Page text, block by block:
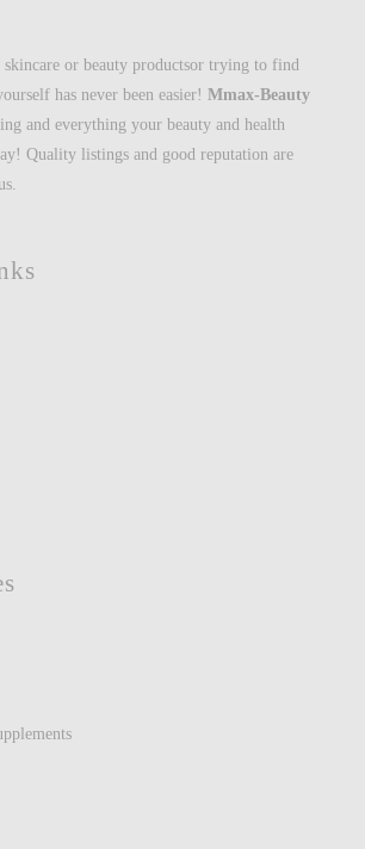
or beauty productsor trying to find
has never been easier!Mmax-Beauty
and everything your beauty and health
Quality listings and good reputation are